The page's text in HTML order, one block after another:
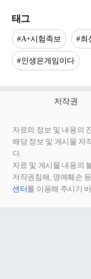
태그
#A+시험족보 #최
#인생은게임이다
저작권
자료의 정보 및 내용의
해당 정보 및 게시물 저
다.
자료 및 게시물 내용의
저작권침해, 명예훼손
센터를 이용해 주시기